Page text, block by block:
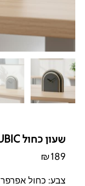
שעון כחול RUBIC – יח' אחרונות
₪189
צבע: כחול אפרפר